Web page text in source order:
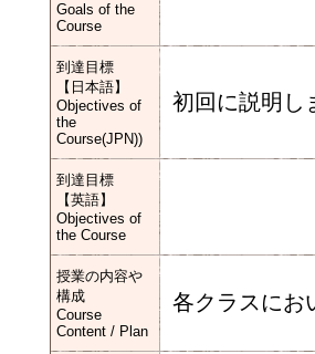
Goals of the
Course
到達目標
【日本語】
Objectives of
the
Course(JPN))
初回に説明し
到達目標
【英語】
Objectives of
the Course
授業の内容や
構成
Course
Content / Plan
各クラスにお